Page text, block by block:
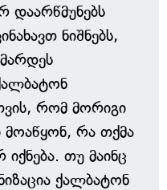
დაარწმუნებს
ნიშნებს,
რომ მორიგი
რა თქმა
იქნება. თუ მაინც
ქალბატონ